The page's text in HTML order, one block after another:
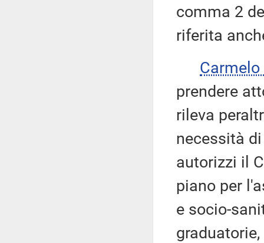
comma 2
riferita
prendere
rileva
necessità
autorizzi il
piano per
e socio-